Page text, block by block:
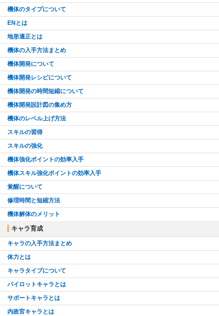
機体のタイプについて
ENとは
地形適正とは
機体の入手方法まとめ
機体開発について
機体開発レシピについて
機体開発の時間短縮について
機体開発設計図の集め方
機体のレベル上げ方法
スキルの習得
スキルの強化
機体強化ポイントの効率入手
機体スキル強化ポイントの効率入手
覚醒について
修理時間と短縮方法
機体解体のメリット
キャラ育成
キャラの入手方法まとめ
体力とは
キャラタイプについて
パイロットキャラとは
サポートキャラとは
内政官キャラとは